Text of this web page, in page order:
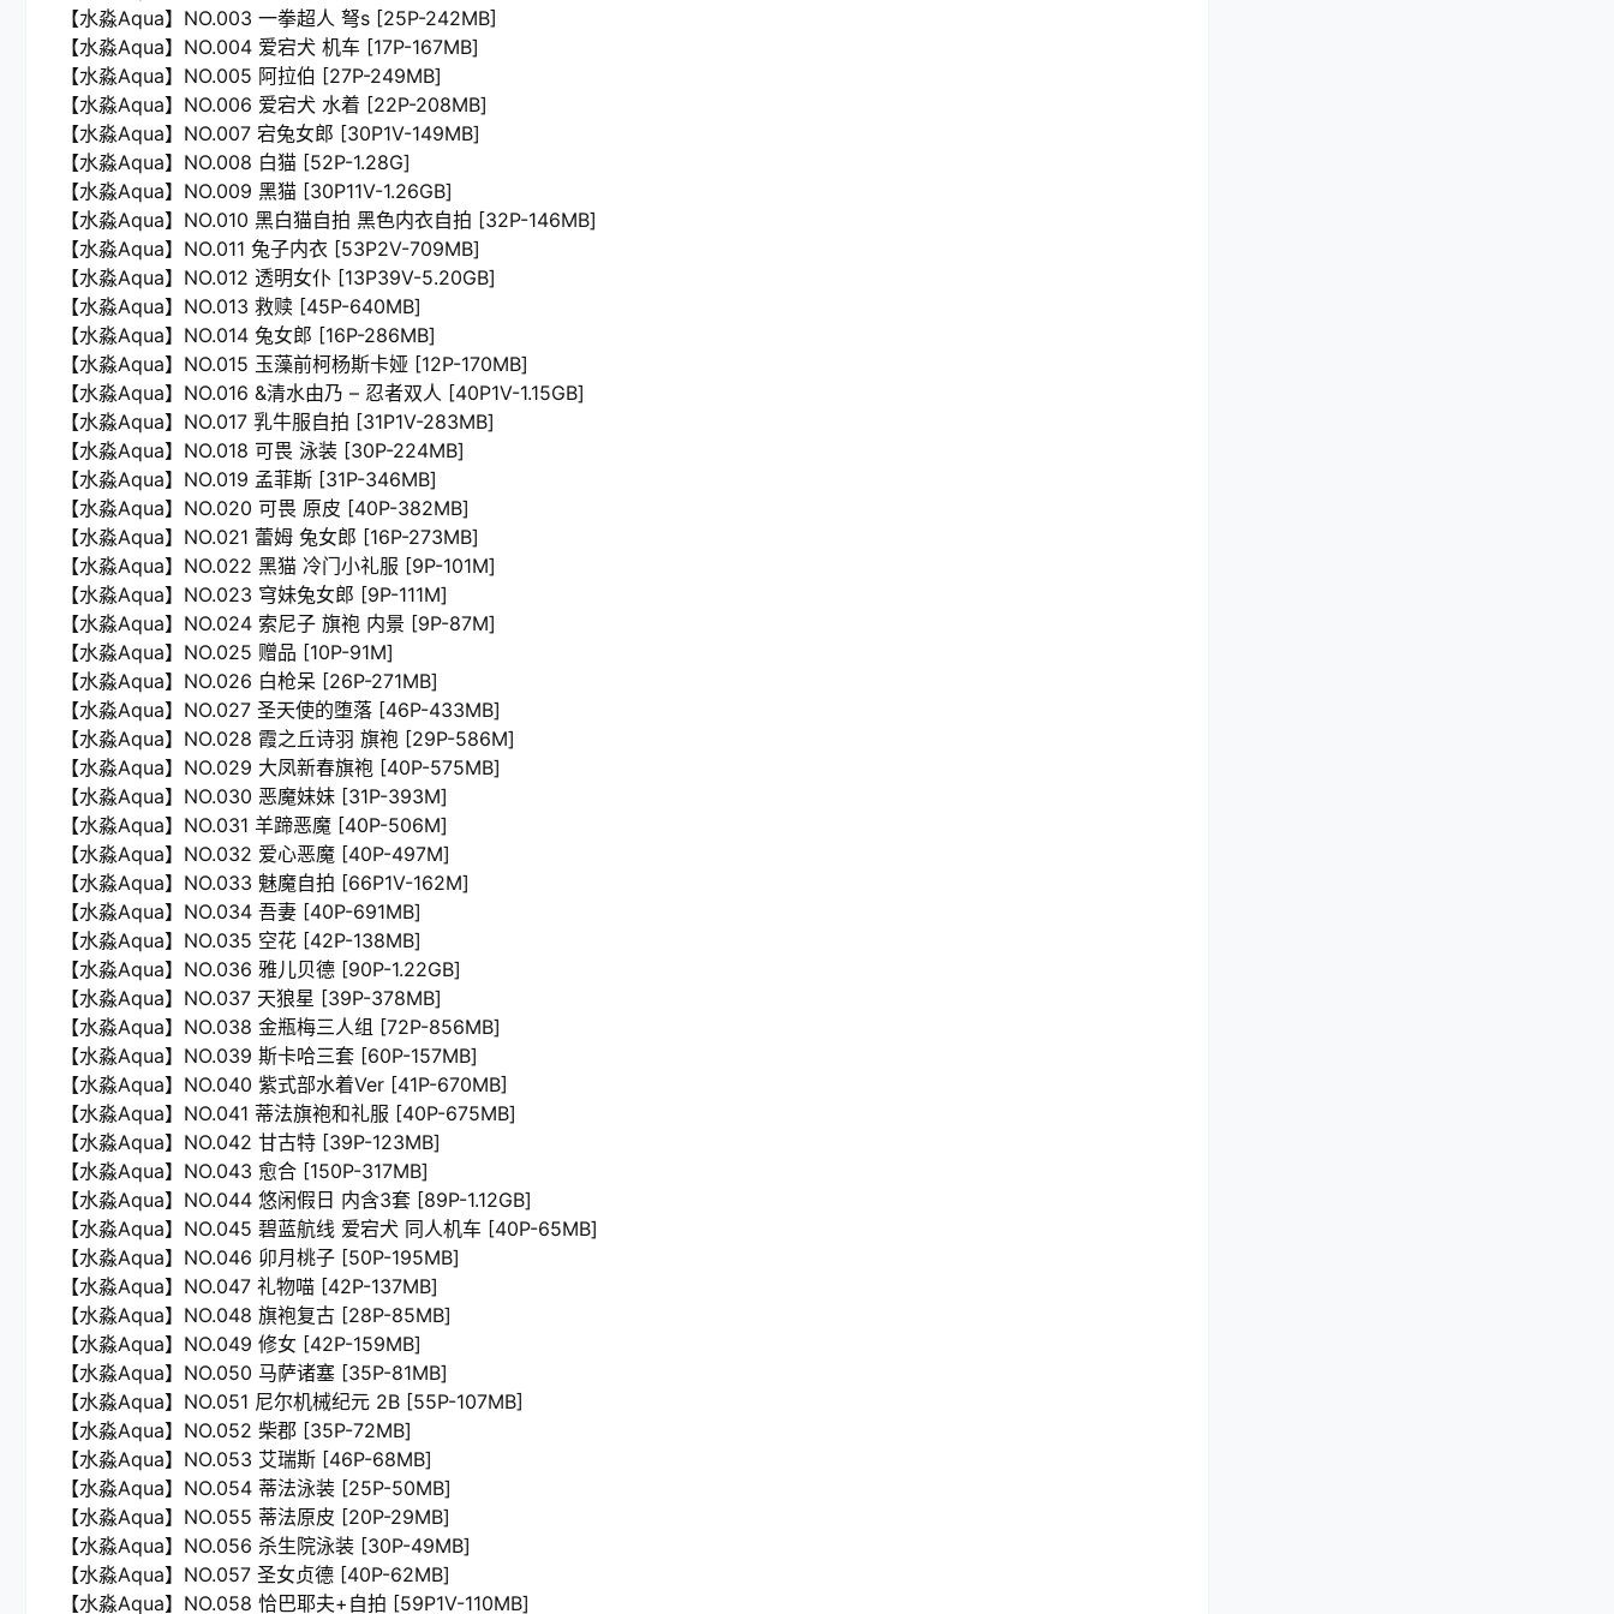
【水淼Aqua】NO.003 一拳超人 弩s [25P-242MB]
【水淼Aqua】NO.004 爱宕犬 机车 [17P-167MB]
【水淼Aqua】NO.005 阿拉伯 [27P-249MB]
【水淼Aqua】NO.006 爱宕犬 水着 [22P-208MB]
【水淼Aqua】NO.007 宕兔女郎 [30P1V-149MB]
【水淼Aqua】NO.008 白猫 [52P-1.28G]
【水淼Aqua】NO.009 黑猫 [30P11V-1.26GB]
【水淼Aqua】NO.010 黑白猫自拍 黑色内衣自拍 [32P-146MB]
【水淼Aqua】NO.011 兔子内衣 [53P2V-709MB]
【水淼Aqua】NO.012 透明女仆 [13P39V-5.20GB]
【水淼Aqua】NO.013 救赎 [45P-640MB]
【水淼Aqua】NO.014 兔女郎 [16P-286MB]
【水淼Aqua】NO.015 玉藻前柯杨斯卡娅 [12P-170MB]
【水淼Aqua】NO.016 &清水由乃 – 忍者双人 [40P1V-1.15GB]
【水淼Aqua】NO.017 乳牛服自拍 [31P1V-283MB]
【水淼Aqua】NO.018 可畏 泳装 [30P-224MB]
【水淼Aqua】NO.019 孟菲斯 [31P-346MB]
【水淼Aqua】NO.020 可畏 原皮 [40P-382MB]
【水淼Aqua】NO.021 蕾姆 兔女郎 [16P-273MB]
【水淼Aqua】NO.022 黑猫 冷门小礼服 [9P-101M]
【水淼Aqua】NO.023 穹妹兔女郎 [9P-111M]
【水淼Aqua】NO.024 索尼子 旗袍 内景 [9P-87M]
【水淼Aqua】NO.025 赠品 [10P-91M]
【水淼Aqua】NO.026 白枪呆 [26P-271MB]
【水淼Aqua】NO.027 圣天使的堕落 [46P-433MB]
【水淼Aqua】NO.028 霞之丘诗羽 旗袍 [29P-586M]
【水淼Aqua】NO.029 大凤新春旗袍 [40P-575MB]
【水淼Aqua】NO.030 恶魔妹妹 [31P-393M]
【水淼Aqua】NO.031 羊蹄恶魔 [40P-506M]
【水淼Aqua】NO.032 爱心恶魔 [40P-497M]
【水淼Aqua】NO.033 魅魔自拍 [66P1V-162M]
【水淼Aqua】NO.034 吾妻 [40P-691MB]
【水淼Aqua】NO.035 空花 [42P-138MB]
【水淼Aqua】NO.036 雅儿贝德 [90P-1.22GB]
【水淼Aqua】NO.037 天狼星 [39P-378MB]
【水淼Aqua】NO.038 金瓶梅三人组 [72P-856MB]
【水淼Aqua】NO.039 斯卡哈三套 [60P-157MB]
【水淼Aqua】NO.040 紫式部水着Ver [41P-670MB]
【水淼Aqua】NO.041 蒂法旗袍和礼服 [40P-675MB]
【水淼Aqua】NO.042 甘古特 [39P-123MB]
【水淼Aqua】NO.043 愈合 [150P-317MB]
【水淼Aqua】NO.044 悠闲假日 内含3套 [89P-1.12GB]
【水淼Aqua】NO.045 碧蓝航线 爱宕犬 同人机车 [40P-65MB]
【水淼Aqua】NO.046 卯月桃子 [50P-195MB]
【水淼Aqua】NO.047 礼物喵 [42P-137MB]
【水淼Aqua】NO.048 旗袍复古 [28P-85MB]
【水淼Aqua】NO.049 修女 [42P-159MB]
【水淼Aqua】NO.050 马萨诸塞 [35P-81MB]
【水淼Aqua】NO.051 尼尔机械纪元 2B [55P-107MB]
【水淼Aqua】NO.052 柴郡 [35P-72MB]
【水淼Aqua】NO.053 艾瑞斯 [46P-68MB]
【水淼Aqua】NO.054 蒂法泳装 [25P-50MB]
【水淼Aqua】NO.055 蒂法原皮 [20P-29MB]
【水淼Aqua】NO.056 杀生院泳装 [30P-49MB]
【水淼Aqua】NO.057 圣女贞德 [40P-62MB]
【水淼Aqua】NO.058 恰巴耶夫+自拍 [59P1V-110MB]